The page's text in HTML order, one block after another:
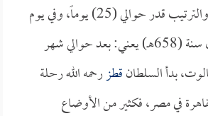
واستمر هذا الإعداد والترتيب قدر حوالي (25) يوماً، وفي يوم
(26) من شهر شوال سنة (658هـ) يعني: بعد حوالي شهر
بدأ السلطانقطزرحمه الله رحلة
في مصر، فكثير من الأوضاع